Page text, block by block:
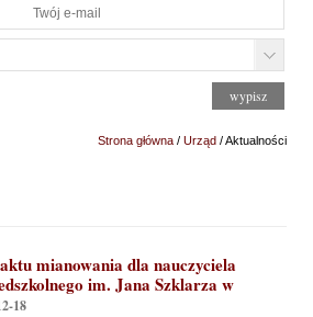
Strona główna/ Urząd/ Aktualności
mianowania dla nauczyciela
im. Jana Szklarza w
18